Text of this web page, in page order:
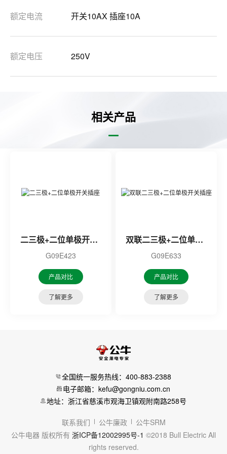
额定电流 开关10AX 插座10A
额定电压 250V
相关产品
二三极+二位单极开关插座
G09E423
产品对比
了解更多
双联二三极+二位单极开关插座
G09E633
产品对比
了解更多
全国统一服务热线：400-883-2388
电子邮箱：kefu@gongniu.com.cn
地址：浙江省慈溪市观海卫镇观附南路258号
联系我们 公牛廉政
公牛SRM
公牛电器 版权所有 浙ICP备12002995号-1 ©2018 Bull Electric All
rights reserved.